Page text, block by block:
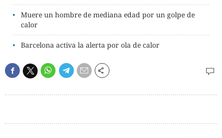
Muere un hombre de mediana edad por un golpe de
calor
Barcelona activa la alerta por ola de calor